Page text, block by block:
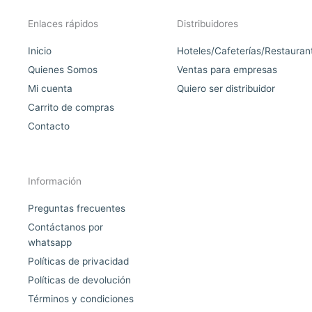
Enlaces rápidos
Inicio
Quienes Somos
Mi cuenta
Carrito de compras
Contacto
Distribuidores
Hoteles/Cafeterías/
Ventas para empresas
Quiero ser distribuidor
Información
Preguntas frecuentes
Contáctanos por
whatsapp
Políticas de privacidad
Políticas de devolución
Términos y condiciones